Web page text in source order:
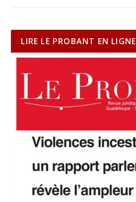
LIRE LE PROBANT EN LIGNE